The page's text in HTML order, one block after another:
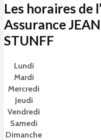
Les horaires de
Assurance
STUNFF
Lundi
Mardi
Mercredi
Jeudi
Vendredi
Samedi
Dimanche